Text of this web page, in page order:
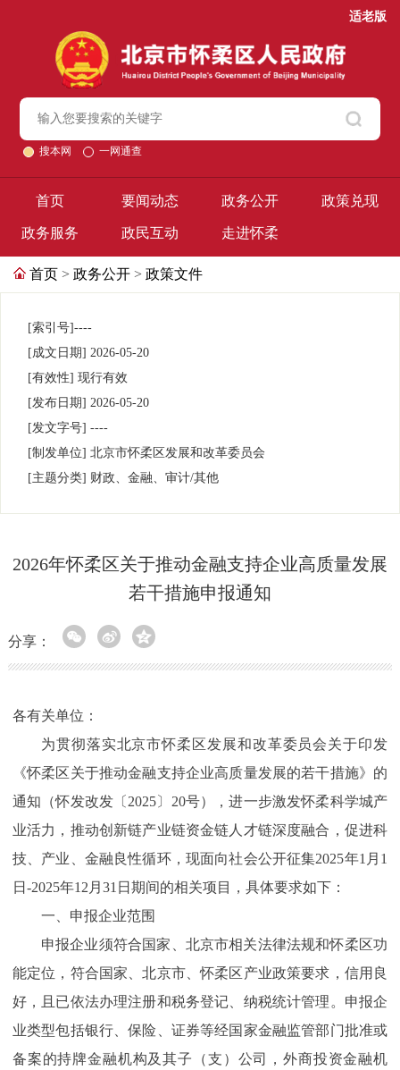
适老版
搜本网 一网通查
首页 要闻动态 政务公开 政策兑现
政务服务 政民互动 走进怀柔
首页 > 政务公开 > 政策文件
[索引号]----
[成文日期] 2026-05-20
[有效性] 现行有效
[发布日期] 2026-05-20
[发文字号] ----
[制发单位] 北京市怀柔区发展和改革委员会
[主题分类] 财政、金融、审计/其他
2026年怀柔区关于推动金融支持企业高质量发展
若干措施申报通知
分享：
各有关单位：
为贯彻落实北京市怀柔区发展和改革委员会关于印发
《怀柔区关于推动金融支持企业高质量发展的若干措施》的
通知（怀发改发〔2025〕20号），进一步激发怀柔科学城产
业活力，推动创新链产业链资金链人才链深度融合，促进科
技、产业、金融良性循环，现面向社会公开征集2025年1月1
日-2025年12月31日期间的相关项目，具体要求如下：
一、申报企业范围
申报企业须符合国家、北京市相关法律法规和怀柔区功
能定位，符合国家、北京市、怀柔区产业政策要求，信用良
好，且已依法办理注册和税务登记、纳税统计管理。申报企
业类型包括银行、保险、证券等经国家金融监管部门批准或
备案的持牌金融机构及其子（支）公司，外商投资金融机